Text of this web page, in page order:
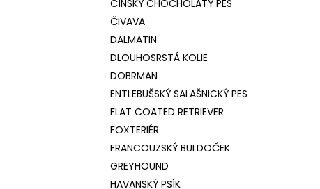
ČÍNSKÝ CHOCHOLATÝ PES
ČIVAVA
DALMATIN
DLOUHOSRSTÁ KOLIE
DOBRMAN
ENTLEBUŠSKÝ SALAŠNICKÝ PES
FLAT COATED RETRIEVER
FOXTERIÉR
FRANCOUZSKÝ BULDOČEK
GREYHOUND
HAVANSKÝ PSÍK